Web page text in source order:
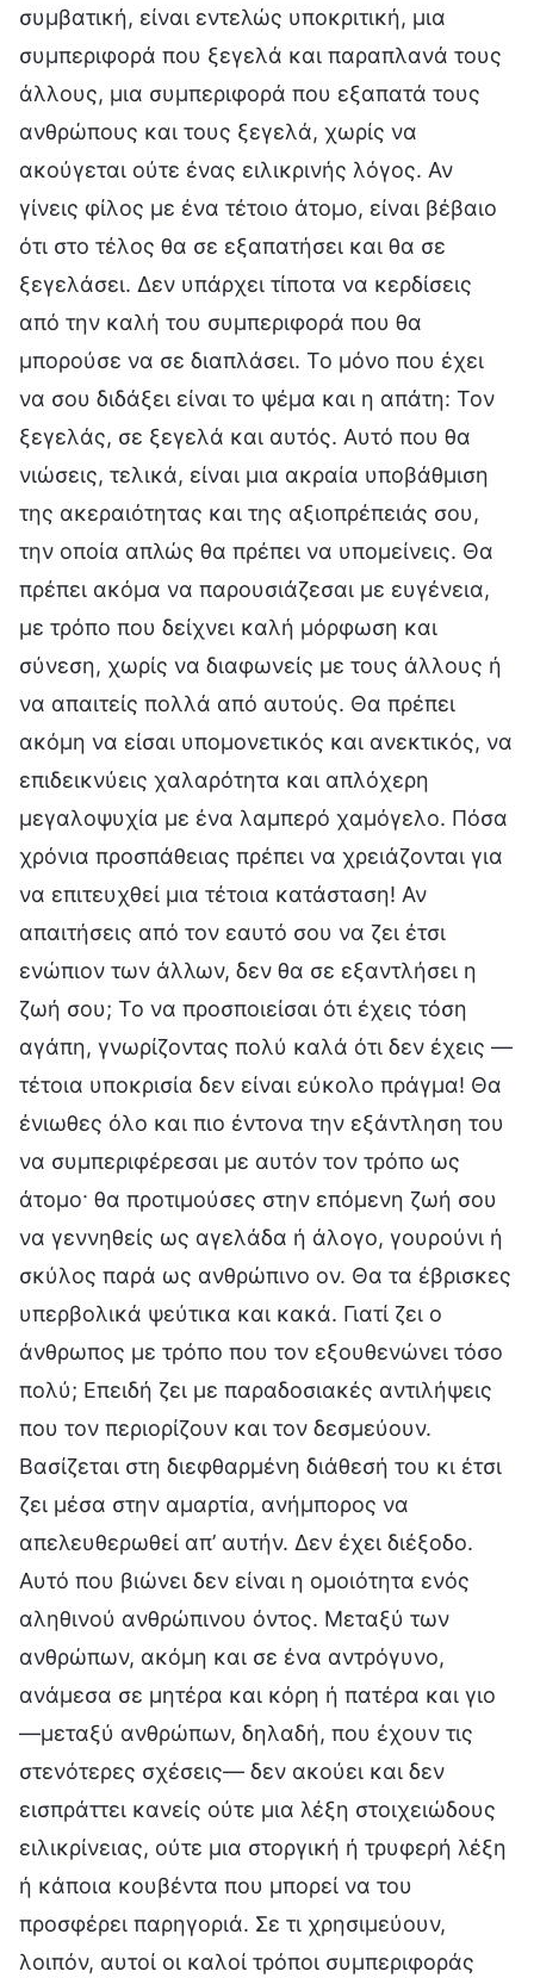
συμβατική, είναι εντελώς υποκριτική, μια
συμπεριφορά που ξεγελά και παραπλανά τους
άλλους, μια συμπεριφορά που εξαπατά τους
ανθρώπους και τους ξεγελά, χωρίς να
ακούγεται ούτε ένας ειλικρινής λόγος. Αν
γίνεις φίλος με ένα τέτοιο άτομο, είναι βέβαιο
ότι στο τέλος θα σε εξαπατήσει και θα σε
ξεγελάσει. Δεν υπάρχει τίποτα να κερδίσεις
από την καλή του συμπεριφορά που θα
μπορούσε να σε διαπλάσει. Το μόνο που έχει
να σου διδάξει είναι το ψέμα και η απάτη: Τον
ξεγελάς, σε ξεγελά και αυτός. Αυτό που θα
νιώσεις, τελικά, είναι μια ακραία υποβάθμιση
της ακεραιότητας και της αξιοπρέπειάς σου,
την οποία απλώς θα πρέπει να υπομείνεις. Θα
πρέπει ακόμα να παρουσιάζεσαι με ευγένεια,
με τρόπο που δείχνει καλή μόρφωση και
σύνεση, χωρίς να διαφωνείς με τους άλλους ή
να απαιτείς πολλά από αυτούς. Θα πρέπει
ακόμη να είσαι υπομονετικός και ανεκτικός, να
επιδεικνύεις χαλαρότητα και απλόχερη
μεγαλοψυχία με ένα λαμπερό χαμόγελο. Πόσα
χρόνια προσπάθειας πρέπει να χρειάζονται για
να επιτευχθεί μια τέτοια κατάσταση! Αν
απαιτήσεις από τον εαυτό σου να ζει έτσι
ενώπιον των άλλων, δεν θα σε εξαντλήσει η
ζωή σου; Το να προσποιείσαι ότι έχεις τόση
αγάπη, γνωρίζοντας πολύ καλά ότι δεν έχεις —
τέτοια υποκρισία δεν είναι εύκολο πράγμα! Θα
ένιωθες όλο και πιο έντονα την εξάντληση του
να συμπεριφέρεσαι με αυτόν τον τρόπο ως
άτομο· θα προτιμούσες στην επόμενη ζωή σου
να γεννηθείς ως αγελάδα ή άλογο, γουρούνι ή
σκύλος παρά ως ανθρώπινο ον. Θα τα έβρισκες
υπερβολικά ψεύτικα και κακά. Γιατί ζει ο
άνθρωπος με τρόπο που τον εξουθενώνει τόσο
πολύ; Επειδή ζει με παραδοσιακές αντιλήψεις
που τον περιορίζουν και τον δεσμεύουν.
Βασίζεται στη διεφθαρμένη διάθεσή του κι έτσι
ζει μέσα στην αμαρτία, ανήμπορος να
απελευθερωθεί απ’ αυτήν. Δεν έχει διέξοδο.
Αυτό που βιώνει δεν είναι η ομοιότητα ενός
αληθινού ανθρώπινου όντος. Μεταξύ των
ανθρώπων, ακόμη και σε ένα αντρόγυνο,
ανάμεσα σε μητέρα και κόρη ή πατέρα και γιο
—μεταξύ ανθρώπων, δηλαδή, που έχουν τις
στενότερες σχέσεις— δεν ακούει και δεν
εισπράττει κανείς ούτε μια λέξη στοιχειώδους
ειλικρίνειας, ούτε μια στοργική ή τρυφερή λέξη
ή κάποια κουβέντα που μπορεί να του
προσφέρει παρηγοριά. Σε τι χρησιμεύουν,
λοιπόν, αυτοί οι καλοί τρόποι συμπεριφοράς